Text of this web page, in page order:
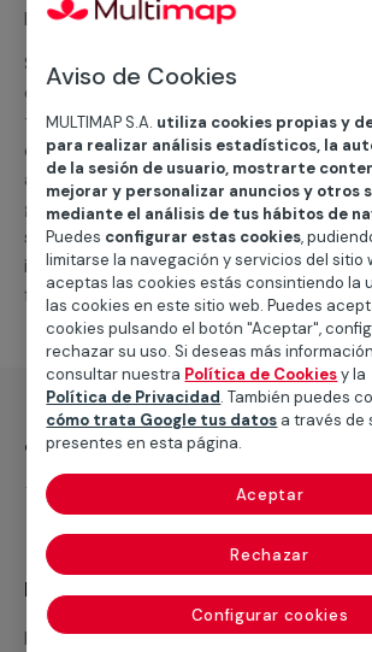
precios competitivos en
Solicita tu presupuesto y te
diseñada a tu medida y sin ningún
técnico de MULTIMAP contactará
contigo para informarte sobre las
alternativas que podemos ofrecerte
general de climatización frio, como
suministro de los materiales
intervenciones a realizar, o la mano de
falta para completar tu proyecto.
¿Qué incluye?
Recuerda que en MULTIMAP
Podemos ofrecer cualquier servicio a
Aviso de Cookies
MULTIMAP S.A. utiliza cookies propias y
para realizar análisis estadísticos, la
de la sesión de usuario, mostrarte
mejorar y personalizar anuncios y otros
mediante el análisis de tus hábitos de
Puedes configurar estas cookies,
limitarse la navegación y servicios del sitio
aceptas las cookies estás consintiendo la
las cookies en este sitio web. Puedes
cookies pulsando el botón "Aceptar",
rechazar su uso. Si deseas más
consultar nuestra Política de Cookiesy la
Política de Privacidad. También puedes
cómo trata Google tus datos a través de
presentes en esta página.
Configurar cookies
Rechazar
Aceptar